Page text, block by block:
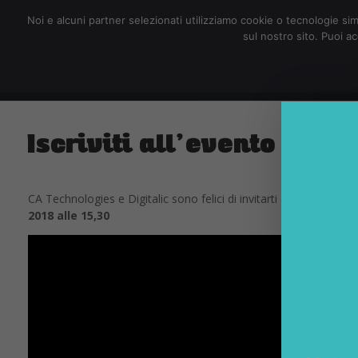
Iscriviti all’evento
CA Technologies e Digitalic sono felici di invitarti all’esclusivo
2018 alle 15,30
Noi e alcuni partner selezionati utilizziamo cookie o tecnologie
sul nostro sito. Puoi